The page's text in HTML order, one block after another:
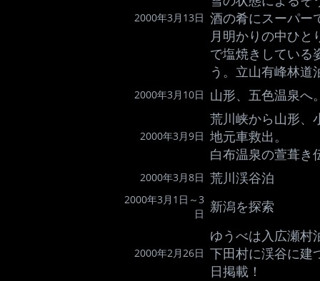
2000年3月13日 酒の肴にスーパー
月明かりの中ひと
で塩焼きしている
う。立山有峰林道
2000年3月10日 山形、五色温泉へ
2000年3月9日
荒川峡から山形、
地元車救出。
白布温泉の萱葺き
2000年3月8日 荒川渓谷泊
2000年3月1日～3
日 新潟を探索
2000年2月26日
ゆうべは入広瀬村
下田村に渓谷に建
日掲載！